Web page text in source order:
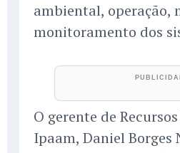
ambiental, operação,
monitoramento dos
O gerente de
Ipaam, Daniel Borges